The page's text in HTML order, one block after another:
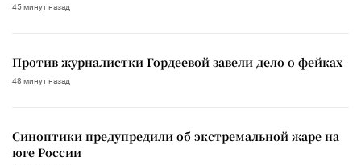
45 минут назад
Против журналистки Гордеевой завели дело о фейках
48 минут назад
Синоптики предупредили об экстремальной жаре на
юге России